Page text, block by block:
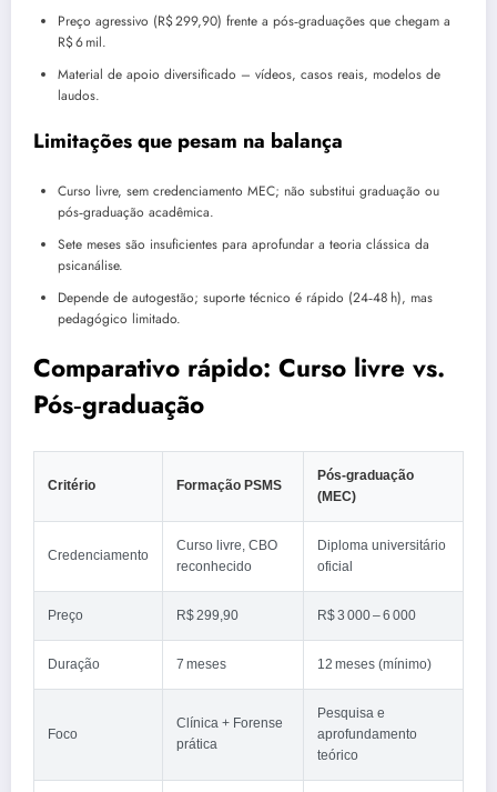
Preço agressivo (R$ 299,90) frente a pós‑graduações que chegam a
R$ 6 mil.
Material de apoio diversificado – vídeos, casos reais, modelos de
laudos.
Limitações que pesam na balança
Curso livre, sem credenciamento MEC; não substitui graduação ou
pós‑graduação acadêmica.
Sete meses são insuficientes para aprofundar a teoria clássica da
psicanálise.
Depende de autogestão; suporte técnico é rápido (24‑48 h), mas
pedagógico limitado.
Comparativo rápido: Curso livre vs.
Pós‑graduação
Critério Formação PSMS
Pós‑graduação
(MEC)
Credenciamento
Curso livre, CBO
reconhecido
Diploma universitário
oficial
Preço R$ 299,90 R$ 3 000 – 6 000
Duração 7 meses 12 meses (mínimo)
Foco
Clínica + Forense
prática
Pesquisa e
aprofundamento
teórico